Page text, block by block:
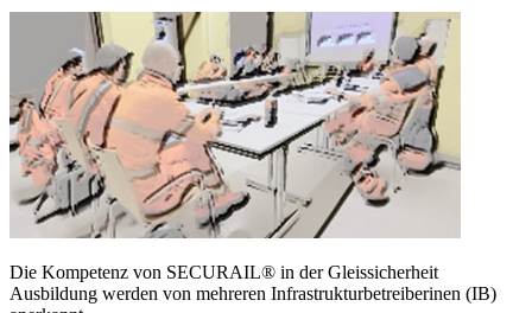
Die Kompetenz von SECURAIL® in der Gleissicherheit
Ausbildung werden von mehreren Infrastrukturbetreiberinen (IB)